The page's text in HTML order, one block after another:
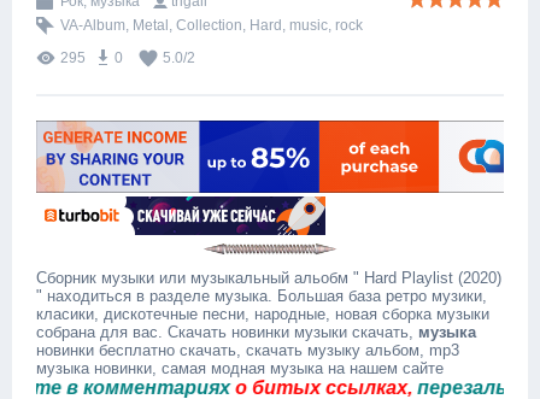
VA-Album, Metal , Collection, Hard , music, rock
295
0 5.0/2
Сборник музыки или музыкальный альобм " Hard Playlist (2020)
" находиться в разделе музыка. Большая база ретро музики,
класики, дискотечные песни, народные, новая сборка музыки
собрана для вас. Скачать новинки музыки скачать, музыка
новинки бесплатно скачать, скачать музыку альбом, mp3
музыка новинки, самая модная музыка на нашем сайте
в комментарияхо битых ссылках,перезальём